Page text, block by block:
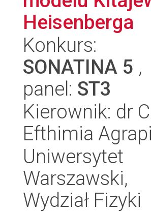
Heisenberga
Konkurs:
SONATINA 5 ,
panel: ST3
Kierownik: dr
Efthimia
Uniwersytet
Warszawski,
Wydział Fizyki